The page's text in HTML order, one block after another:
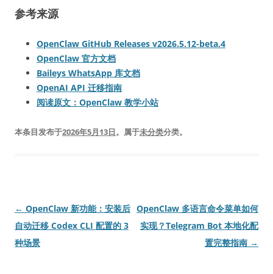
参考来源
OpenClaw GitHub Releases v2026.5.12-beta.4
OpenClaw 官方文档
Baileys WhatsApp 库文档
OpenAI API 迁移指南
阅读原文：OpenClaw 教学小站
本条目发布于2026年5月13日。属于未分类分类。
文
章
导
← OpenClaw 新功能：安装后
自动迁移 Codex CLI 配置的 3
种场景
OpenClaw 多语言命令菜单如何
实现？Telegram Bot 本地化配
置完整指南 →